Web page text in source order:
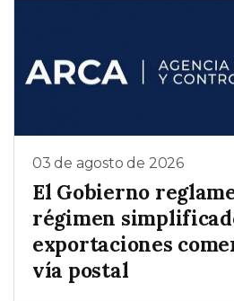
03 de agosto de 2026
El Gobierno
régimen
exportaciones
vía postal